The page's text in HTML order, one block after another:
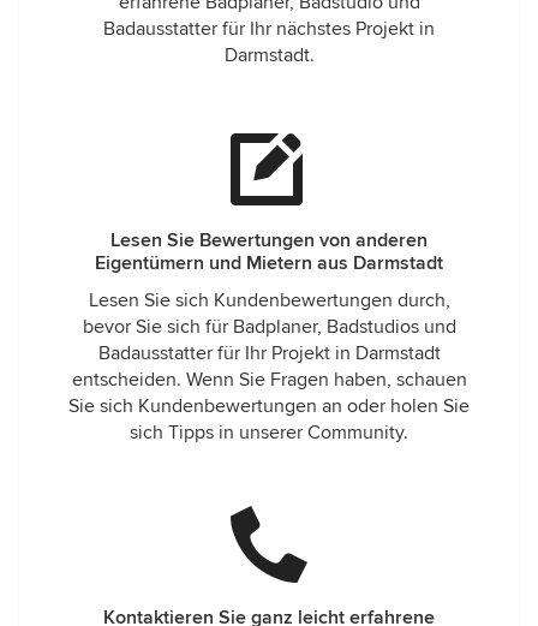
Badausstatter für Ihr nächstes Projekt in
Darmstadt.
Lesen Sie Bewertungen von anderen
Eigentümern und Mietern aus Darmstadt
Lesen Sie sich Kundenbewertungen durch,
bevor Sie sich für Badplaner, Badstudios und
Badausstatter für Ihr Projekt in Darmstadt
entscheiden. Wenn Sie Fragen haben, schauen
Sie sich Kundenbewertungen an oder holen Sie
sich Tipps in unserer Community.
Kontaktieren Sie ganz leicht erfahrene